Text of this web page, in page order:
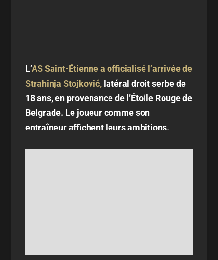
L’AS Saint-Étienne a officialisé l’arrivée de
Strahinja Stojković, latéral droit serbe de
18 ans, en provenance de l’Étoile Rouge de
Belgrade. Le joueur comme son
entraîneur affichent leurs ambitions.